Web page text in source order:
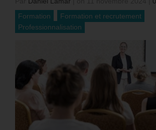
Formation
Formation et recrutement
Professionnalisation